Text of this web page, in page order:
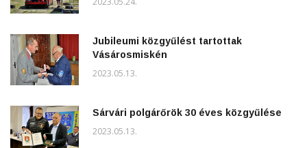
Jubileumi közgyűlést tartottak
Vásárosmiskén
2023.05.13.
Sárvári polgárőrök 30 éves közgyűlése
2023.05.13.